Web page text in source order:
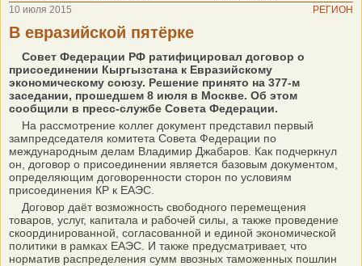
10 июля 2015
РЕГИОН
В евразийской пятёрке
Совет Федерации РФ ратифицировал договор о
присоединении Кыргызстана к Евразийскому
экономическому союзу. Решение принято на 377-м
заседании, прошедшем 8 июля в Москве. Об этом
сообщили в пресс-службе Совета Федерации.
На рассмотрение коллег документ представил первый
зампредседателя комитета Совета Федерации по
международным делам Владимир Джабаров. Как подчеркнул
он, договор о присоединении является базовым документом,
определяющим договоренности сторон по условиям
присоединения КР к ЕАЭС.
Договор даёт возможность свободного перемещения
товаров, услуг, капитала и рабочей силы, а также проведение
скоординированной, согласованной и единой экономической
политики в рамках ЕАЭС. И также предусматривает, что
норматив распределения сумм ввозных таможенных пошлин